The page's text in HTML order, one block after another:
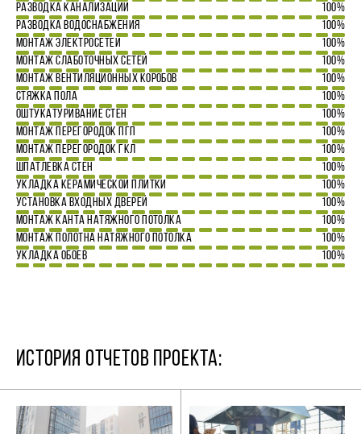
РАЗВОДКА КАНАЛИЗАЦИИ
100%
РАЗВОДКА ВОДОСНАБЖЕНИЯ
100%
МОНТАЖ ЭЛЕКТРОСЕТЕЙ
100%
МОНТАЖ СЛАБОТОЧНЫХ СЕТЕЙ
100%
МОНТАЖ ВЕНТИЛЯЦИОННЫХ КОРОБОВ
100%
СТЯЖКА ПОЛА
100%
ОШТУКАТУРИВАНИЕ СТЕН
100%
МОНТАЖ ПЕРЕГОРОДОК ПГП
100%
МОНТАЖ ПЕРЕГОРОДОК ГКЛ
100%
ШПАТЛЕВКА СТЕН
100%
УКЛАДКА КЕРАМИЧЕСКОЙ ПЛИТКИ
100%
УСТАНОВКА ВХОДНЫХ ДВЕРЕЙ
100%
МОНТАЖ КАНТА НАТЯЖНОГО ПОТОЛКА
100%
МОНТАЖ ПОЛОТНА НАТЯЖНОГО ПОТОЛКА
100%
УКЛАДКА ОБОЕВ
100%
ИСТОРИЯ ОТЧЕТОВ ПРОЕКТА: